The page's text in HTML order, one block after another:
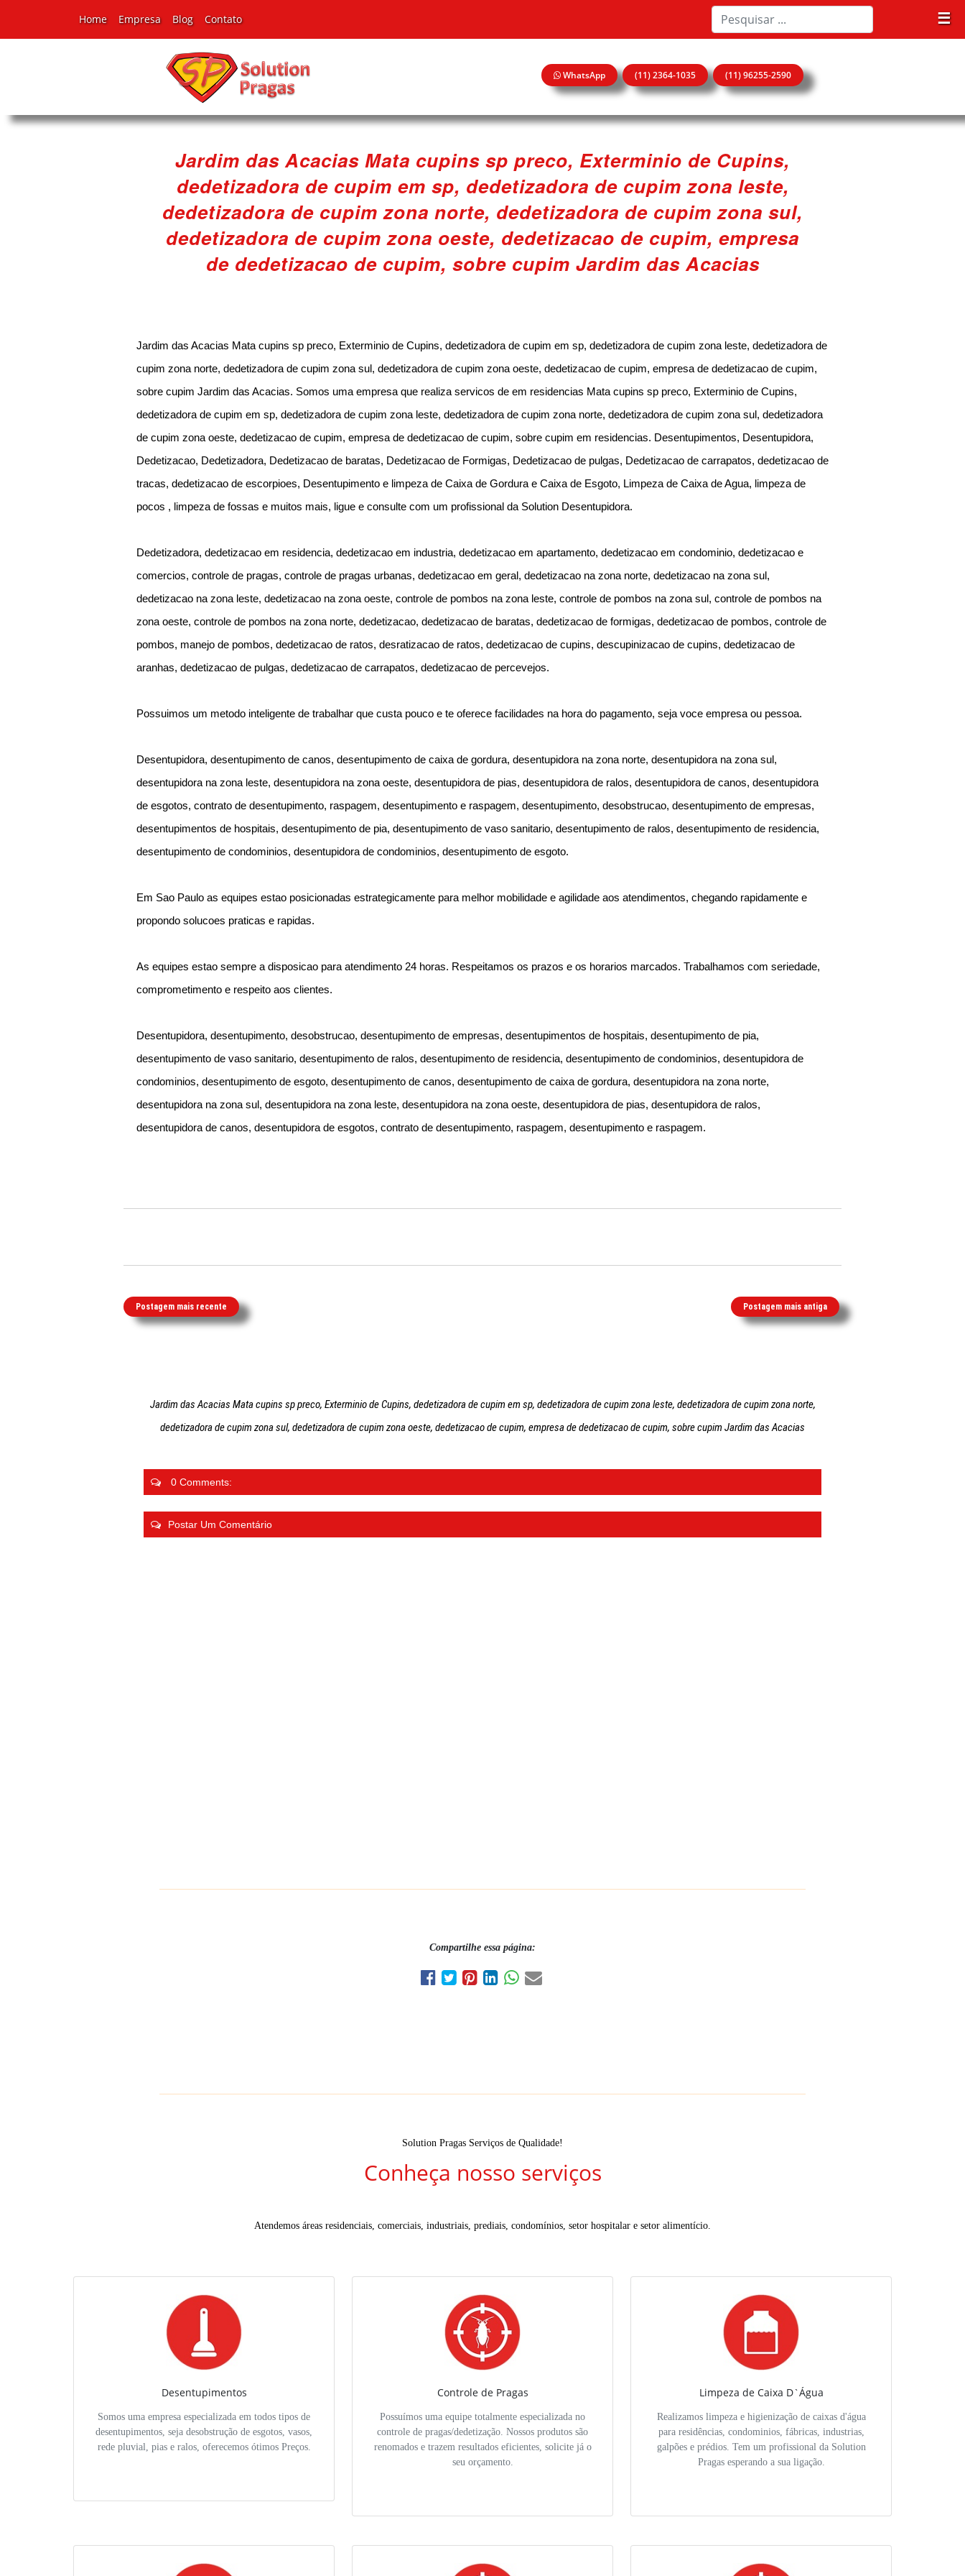
☰
Home Empresa Blog Contato
WhatsApp (11) 2364-1035 (11) 96255-2590
Jardim das Acacias Mata cupins sp preco, Exterminio de Cupins,
dedetizadora de cupim em sp, dedetizadora de cupim zona leste,
dedetizadora de cupim zona norte, dedetizadora de cupim zona sul,
dedetizadora de cupim zona oeste, dedetizacao de cupim, empresa
de dedetizacao de cupim, sobre cupim Jardim das Acacias
Jardim das Acacias Mata cupins sp preco, Exterminio de Cupins, dedetizadora de cupim em sp, dedetizadora de cupim zona leste, dedetizadora de
cupim zona norte, dedetizadora de cupim zona sul, dedetizadora de cupim zona oeste, dedetizacao de cupim, empresa de dedetizacao de cupim,
sobre cupim Jardim das Acacias. Somos uma empresa que realiza servicos de em residencias Mata cupins sp preco, Exterminio de Cupins,
dedetizadora de cupim em sp, dedetizadora de cupim zona leste, dedetizadora de cupim zona norte, dedetizadora de cupim zona sul, dedetizadora
de cupim zona oeste, dedetizacao de cupim, empresa de dedetizacao de cupim, sobre cupim em residencias. Desentupimentos, Desentupidora,
Dedetizacao, Dedetizadora, Dedetizacao de baratas, Dedetizacao de Formigas, Dedetizacao de pulgas, Dedetizacao de carrapatos, dedetizacao de
tracas, dedetizacao de escorpioes, Desentupimento e limpeza de Caixa de Gordura e Caixa de Esgoto, Limpeza de Caixa de Agua, limpeza de
pocos , limpeza de fossas e muitos mais, ligue e consulte com um profissional da Solution Desentupidora.
Dedetizadora, dedetizacao em residencia, dedetizacao em industria, dedetizacao em apartamento, dedetizacao em condominio, dedetizacao e
comercios, controle de pragas, controle de pragas urbanas, dedetizacao em geral, dedetizacao na zona norte, dedetizacao na zona sul,
dedetizacao na zona leste, dedetizacao na zona oeste, controle de pombos na zona leste, controle de pombos na zona sul, controle de pombos na
zona oeste, controle de pombos na zona norte, dedetizacao, dedetizacao de baratas, dedetizacao de formigas, dedetizacao de pombos, controle de
pombos, manejo de pombos, dedetizacao de ratos, desratizacao de ratos, dedetizacao de cupins, descupinizacao de cupins, dedetizacao de
aranhas, dedetizacao de pulgas, dedetizacao de carrapatos, dedetizacao de percevejos.
Possuimos um metodo inteligente de trabalhar que custa pouco e te oferece facilidades na hora do pagamento, seja voce empresa ou pessoa.
Desentupidora, desentupimento de canos, desentupimento de caixa de gordura, desentupidora na zona norte, desentupidora na zona sul,
desentupidora na zona leste, desentupidora na zona oeste, desentupidora de pias, desentupidora de ralos, desentupidora de canos, desentupidora
de esgotos, contrato de desentupimento, raspagem, desentupimento e raspagem, desentupimento, desobstrucao, desentupimento de empresas,
desentupimentos de hospitais, desentupimento de pia, desentupimento de vaso sanitario, desentupimento de ralos, desentupimento de residencia,
desentupimento de condominios, desentupidora de condominios, desentupimento de esgoto.
Em Sao Paulo as equipes estao posicionadas estrategicamente para melhor mobilidade e agilidade aos atendimentos, chegando rapidamente e
propondo solucoes praticas e rapidas.
As equipes estao sempre a disposicao para atendimento 24 horas. Respeitamos os prazos e os horarios marcados. Trabalhamos com seriedade,
comprometimento e respeito aos clientes.
Desentupidora, desentupimento, desobstrucao, desentupimento de empresas, desentupimentos de hospitais, desentupimento de pia,
desentupimento de vaso sanitario, desentupimento de ralos, desentupimento de residencia, desentupimento de condominios, desentupidora de
condominios, desentupimento de esgoto, desentupimento de canos, desentupimento de caixa de gordura, desentupidora na zona norte,
desentupidora na zona sul, desentupidora na zona leste, desentupidora na zona oeste, desentupidora de pias, desentupidora de ralos,
desentupidora de canos, desentupidora de esgotos, contrato de desentupimento, raspagem, desentupimento e raspagem.
Postagem mais recente Postagem mais antiga
Jardim das Acacias Mata cupins sp preco, Exterminio de Cupins, dedetizadora de cupim em sp, dedetizadora de cupim zona leste, dedetizadora de cupim zona norte,
dedetizadora de cupim zona sul, dedetizadora de cupim zona oeste, dedetizacao de cupim, empresa de dedetizacao de cupim, sobre cupim Jardim das Acacias
0 Comments:
Postar Um Comentário
Compartilhe essa página:
Solution Pragas Serviços de Qualidade!
Conheça nosso serviços
Atendemos áreas residenciais, comerciais, industriais, prediais, condomínios, setor hospitalar e setor alimentício.
Desentupimentos
Somos uma empresa especializada em todos tipos de
desentupimentos, seja desobstrução de esgotos, vasos,
rede pluvial, pias e ralos, oferecemos ótimos Preços.
Controle de Pragas
Possuímos uma equipe totalmente especializada no
controle de pragas/dedetização. Nossos produtos são
renomados e trazem resultados eficientes, solicite já o
seu orçamento.
Limpeza de Caixa D`Água
Realizamos limpeza e higienização de caixas d'água
para residências, condominios, fábricas, industrias,
galpões e prédios. Tem um profissional da Solution
Pragas esperando a sua ligação.